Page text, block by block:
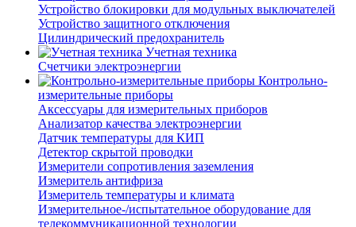
Устройство блокировки для модульных выключателей
Устройство защитного отключения
Цилиндрический предохранитель
Учетная техника
Счетчики электроэнергии
Контрольно-
измерительные приборы
Аксессуары для измерительных приборов
Анализатор качества электроэнергии
Датчик температуры для КИП
Детектор скрытой проводки
Измерители сопротивления заземления
Измеритель антифриза
Измеритель температуры и климата
Измерительное-/испытательное оборудование для
телекоммуникационной технологии